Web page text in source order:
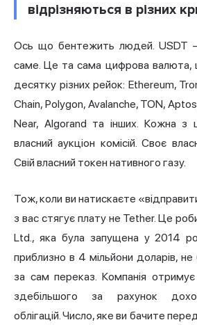
відрізняються в різних
Ось що бентежить людей.
саме. Це та сама цифрова валюта,
десятку різних рейок: Ethereum,
Chain, Polygon, Avalanche, TON,
Near, Algorand та інших. Кожна з
власний аукціон комісій. Своє
Свій власний токен нативного газу.
Тож, коли ви натискаєте
з вас стягує плату не Tether. Це
Ltd., яка була запущена у 2014
приблизно в 4 мільйони доларів, не
за сам переказ. Компанія
здебільшого за рахунок
облігацій. Число, яке ви бачите